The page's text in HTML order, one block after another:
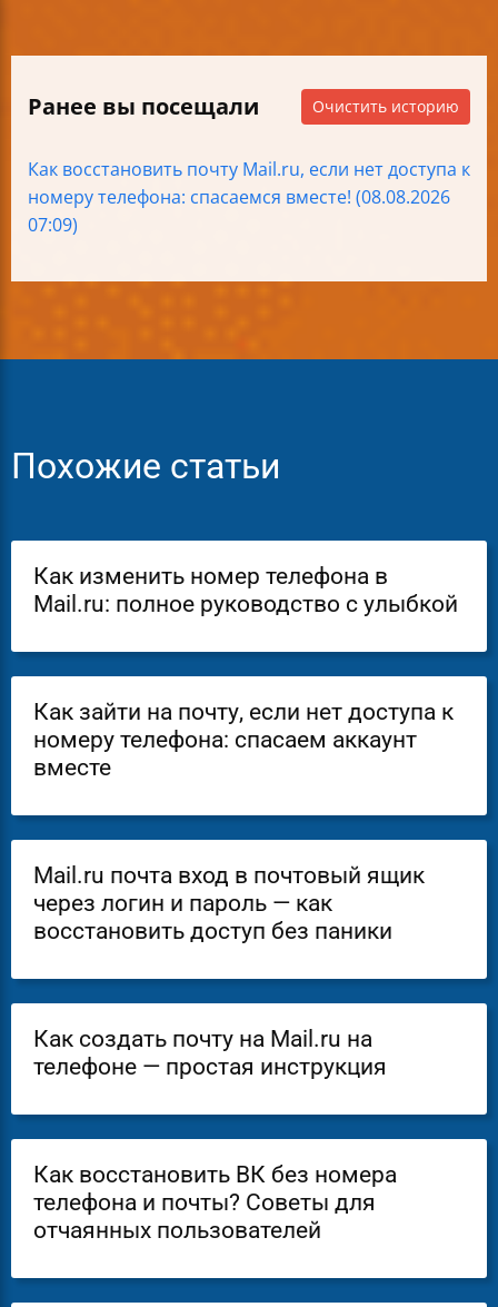
Ранее вы посещали Очистить историю
Как восстановить почту Mail.ru, если нет доступа к
номеру телефона: спасаемся вместе! (08.08.2026
07:09)
Похожие статьи
Как изменить номер телефона в
Mail.ru: полное руководство с улыбкой
Как зайти на почту, если нет доступа к
номеру телефона: спасаем аккаунт
вместе
Mail.ru почта вход в почтовый ящик
через логин и пароль — как
восстановить доступ без паники
Как создать почту на Mail.ru на
телефоне — простая инструкция
Как восстановить ВК без номера
телефона и почты? Советы для
отчаянных пользователей